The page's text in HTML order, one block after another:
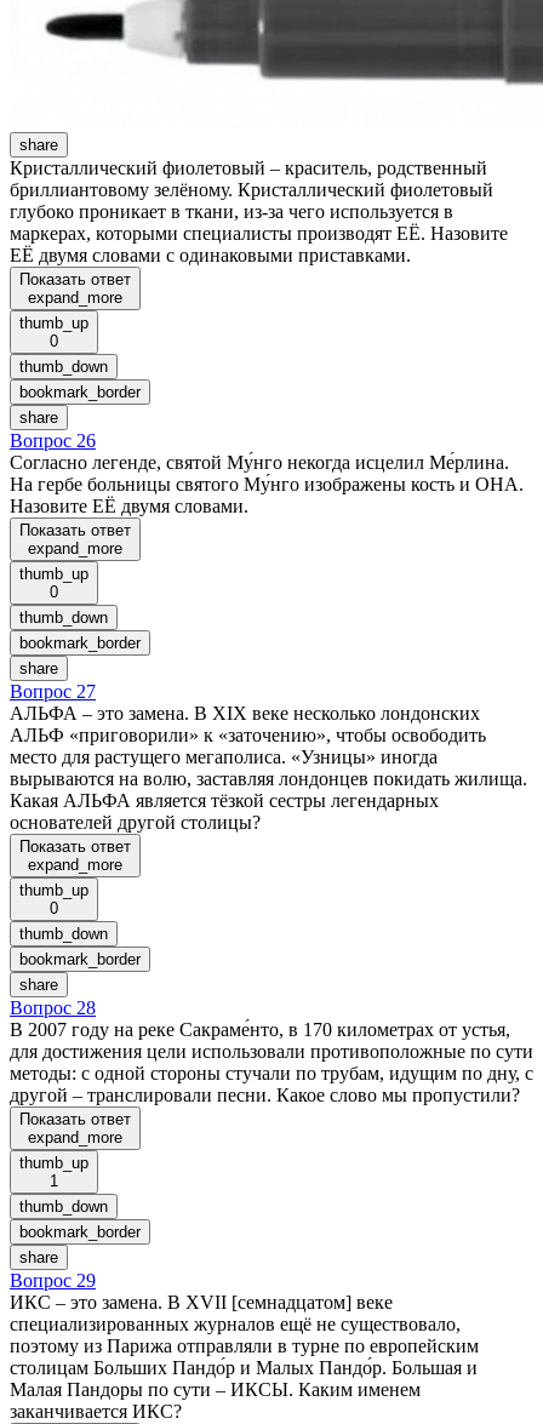
share
Кристаллический фиолетовый – краситель, родственный
бриллиантовому зелёному. Кристаллический фиолетовый
глубоко проникает в ткани, из-за чего используется в
маркерах, которыми специалисты производят ЕЁ. Назовите
ЕЁ двумя словами с одинаковыми приставками.
Показать ответ
expand_more
thumb_up
0
thumb_down
bookmark_border
share
Вопрос 26
Согласно легенде, святой Му́нго некогда исцелил Ме́рлина.
На гербе больницы святого Му́нго изображены кость и ОНА.
Назовите ЕЁ двумя словами.
Показать ответ
expand_more
thumb_up
0
thumb_down
bookmark_border
share
Вопрос 27
АЛЬФА – это замена. В XIX веке несколько лондонских
АЛЬФ «приговорили» к «заточению», чтобы освободить
место для растущего мегаполиса. «Узницы» иногда
вырываются на волю, заставляя лондонцев покидать жилища.
Какая АЛЬФА является тёзкой сестры легендарных
основателей другой столицы?
Показать ответ
expand_more
thumb_up
0
thumb_down
bookmark_border
share
Вопрос 28
В 2007 году на реке Сакраме́нто, в 170 километрах от устья,
для достижения цели использовали противоположные по сути
методы: с одной стороны стучали по трубам, идущим по дну, с
другой – транслировали песни. Какое слово мы пропустили?
Показать ответ
expand_more
thumb_up
1
thumb_down
bookmark_border
share
Вопрос 29
ИКС – это замена. В XVII [семнадцатом] веке
специализированных журналов ещё не существовало,
поэтому из Парижа отправляли в турне по европейским
столицам Больших Пандо́р и Малых Пандо́р. Большая и
Малая Пандоры по сути – ИКСЫ. Каким именем
заканчивается ИКС?